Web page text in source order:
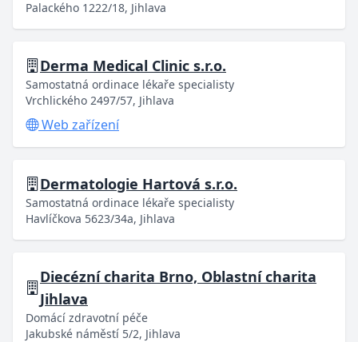
Palackého 1222/18, Jihlava
Derma Medical Clinic s.r.o.
Samostatná ordinace lékaře specialisty
Vrchlického 2497/57, Jihlava
Web zařízení
Dermatologie Hartová s.r.o.
Samostatná ordinace lékaře specialisty
Havlíčkova 5623/34a, Jihlava
Diecézní charita Brno, Oblastní charita
Jihlava
Domácí zdravotní péče
Jakubské náměstí 5/2, Jihlava